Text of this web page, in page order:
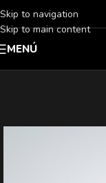
Skip to navigation
Skip to main content
MENÚ